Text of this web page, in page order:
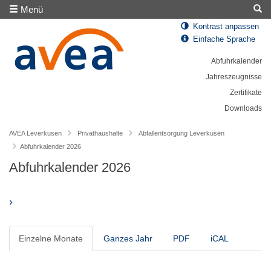
Menü
Kontrast anpassen
Einfache Sprache
Abfuhrkalender
Jahreszeugnisse
Zertifikate
Downloads
AVEA Leverkusen Privathaushalte
Abfallentsorgung Leverkusen
Abfuhrkalender 2026
Abfuhrkalender 2026
›
Einzelne Monate Ganzes Jahr PDF iCAL